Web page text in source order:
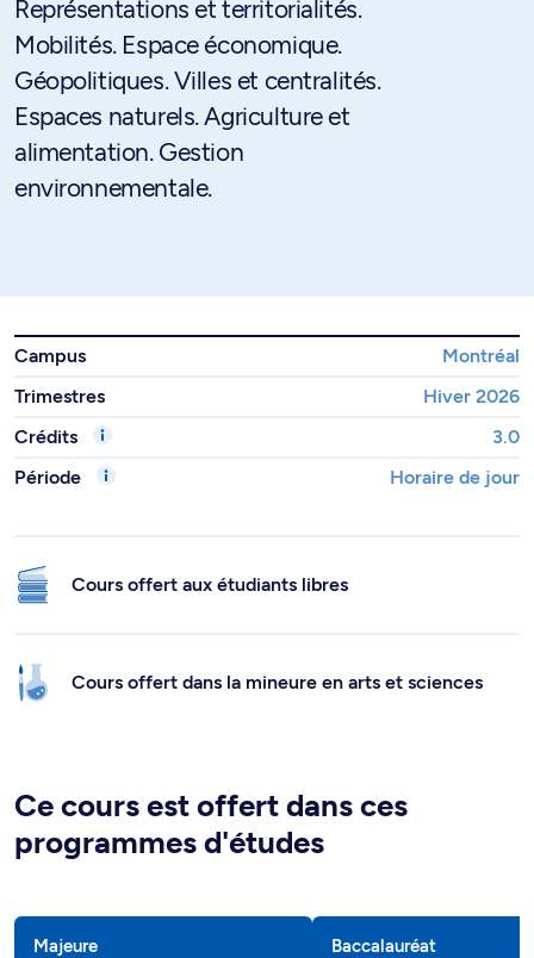
Représentations et territorialités.
Mobilités. Espace économique.
Géopolitiques. Villes et centralités.
Espaces naturels. Agriculture et
alimentation. Gestion
environnementale.
Campus
Montréal
Trimestres
Hiver 2026
Crédits
3.0
Période
Horaire de jour
Cours offert aux étudiants libres
Cours offert dans la mineure en arts et sciences
Ce cours est offert dans ces
programmes d'études
Majeure Baccalauréat